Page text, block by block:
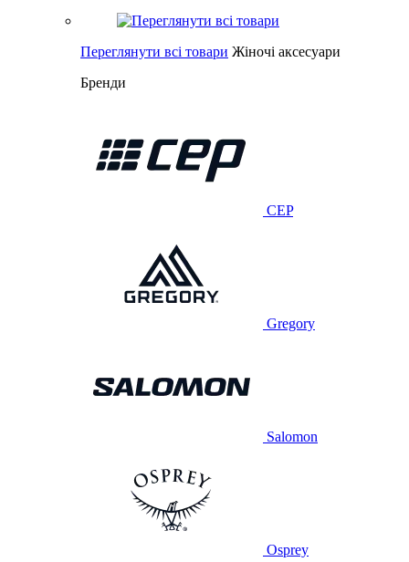
Переглянути всі товари Жіночі аксесуари
Бренди
CEP
Gregory
Salomon
Osprey